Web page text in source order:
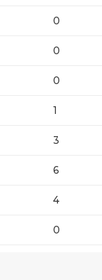
0
0
0
1
3
6
4
0